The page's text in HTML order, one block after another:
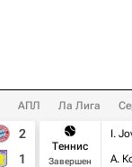
АПЛ Ла Лига
2
1
Теннис
Завершен
I.
А.